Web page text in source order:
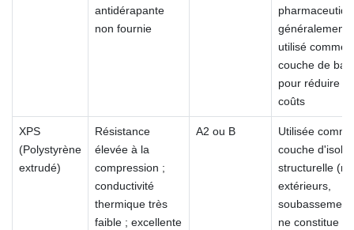
antidérapante
non fournie
généralement
utilisé comme
couche de
pour réduire
coûts
XPS
(Polystyrène
extrudé)
Résistance
élevée à la
compression ;
conductivité
thermique très
faible ; excellente
A2 ou B
Utilisée comme
couche
structurelle
extérieurs,
ne constitue